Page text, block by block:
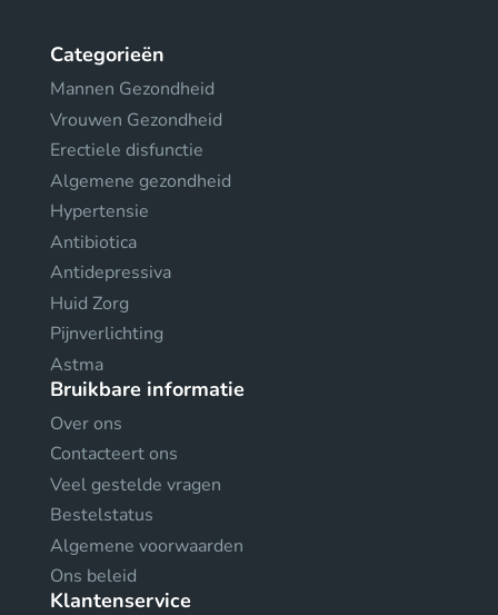
Categorieën
Mannen Gezondheid
Vrouwen Gezondheid
Erectiele disfunctie
Algemene gezondheid
Hypertensie
Antibiotica
Antidepressiva
Huid Zorg
Pijnverlichting
Astma
Bruikbare informatie
Over ons
Contacteert ons
Veel gestelde vragen
Bestelstatus
Algemene voorwaarden
Ons beleid
Klantenservice